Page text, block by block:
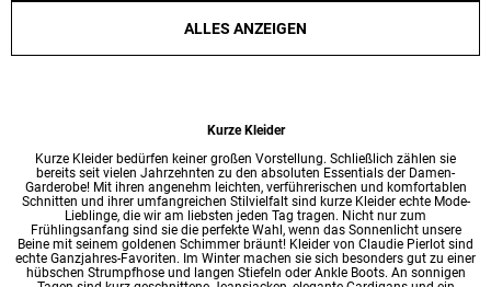
ALLES ANZEIGEN
Kurze Kleider
Kurze Kleider bedürfen keiner großen Vorstellung. Schließlich zählen sie
bereits seit vielen Jahrzehnten zu den absoluten Essentials der Damen-
Garderobe! Mit ihren angenehm leichten, verführerischen und komfortablen
Schnitten und ihrer umfangreichen Stilvielfalt sind kurze Kleider echte Mode-
Lieblinge, die wir am liebsten jeden Tag tragen. Nicht nur zum
Frühlingsanfang sind sie die perfekte Wahl, wenn das Sonnenlicht unsere
Beine mit seinem goldenen Schimmer bräunt! Kleider von Claudie Pierlot sind
echte Ganzjahres-Favoriten. Im Winter machen sie sich besonders gut zu einer
hübschen Strumpfhose und langen Stiefeln oder Ankle Boots. An sonnigen